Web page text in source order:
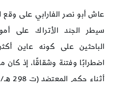
عاش أبو نصر الفارابي على وقع
سيطر الجند الأتراك على
الباحثين على كونه عاين